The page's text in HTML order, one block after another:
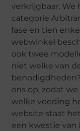
verkrijgbaar.
categorie
fase en tien
webwinkel
ook twee
niet welke van
ons op, zodat
welke voeding
website staat
een kwestie van